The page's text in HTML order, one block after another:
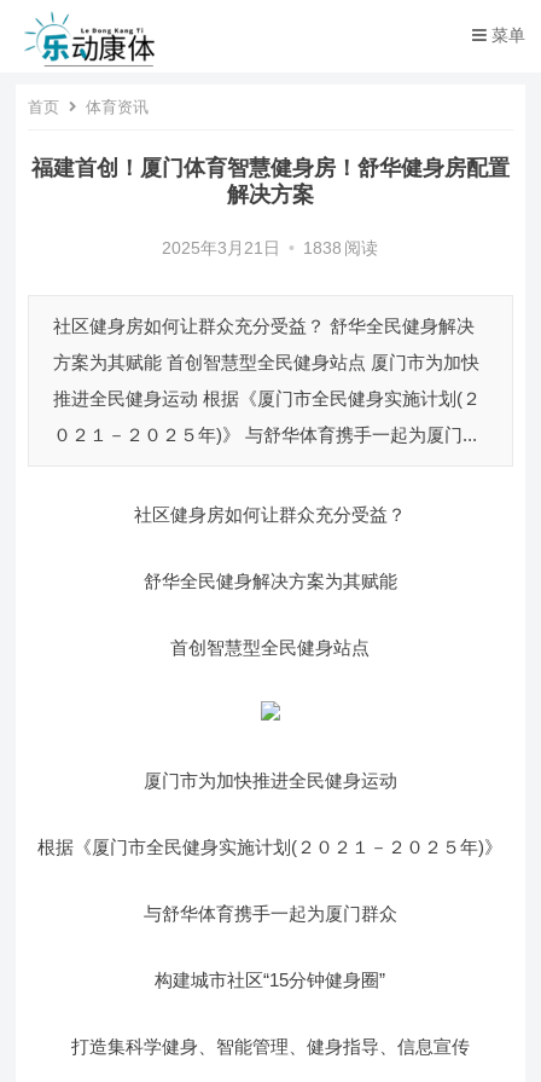
菜单
首页 体育资讯
福建首创！厦门体育智慧健身房！舒华健身房配置
解决方案
2025年3月21日 • 1838 阅读
社区健身房如何让群众充分受益？ 舒华全民健身解决
方案为其赋能 首创智慧型全民健身站点 厦门市为加快
推进全民健身运动 根据《厦门市全民健身实施计划(２
０２１－２０２５年)》 与舒华体育携手一起为厦门...
社区健身房如何让群众充分受益？
舒华全民健身解决方案为其赋能
首创智慧型全民健身站点
厦门市为加快推进全民健身运动
根据《厦门市全民健身实施计划(２０２１－２０２５年)》
与舒华体育携手一起为厦门群众
构建城市社区“15分钟健身圈”
打造集科学健身、智能管理、健身指导、信息宣传